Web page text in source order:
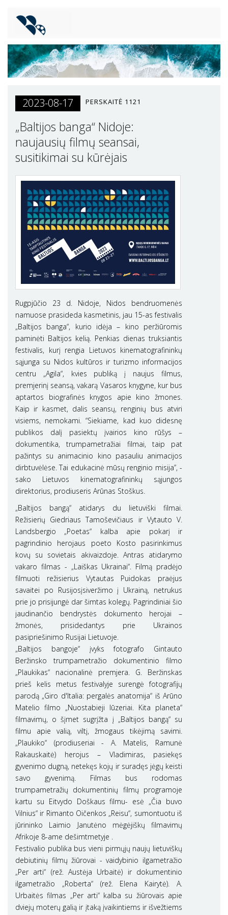
2023-08-17 PERSKAITĖ 1121
„Baltijos banga“ Nidoje:
naujausių filmų seansai,
susitikimai su kūrėjais
Rugpjūčio 23 d. Nidoje, Nidos bendruomenės
namuose prasideda kasmetinis, jau 15-as festivalis
„Baltijos banga“, kurio idėja – kino peržiūromis
paminėti Baltijos kelią. Penkias dienas truksiantis
festivalis, kurį rengia Lietuvos kinematografininkų
sąjunga su Nidos kultūros ir turizmo informacijos
centru „Agila“, kvies publiką į naujus filmus,
premjerinį seansą, vakarą Vasaros knygyne, kur bus
aptartos biografinės knygos apie kino žmones.
Kaip ir kasmet, dalis seansų, renginių bus atviri
visiems, nemokami. “Siekiame, kad kuo didesnę
publikos dalį pasiektų įvairios kino rūšys –
dokumentika, trumpametražiai filmai, taip pat
pažintys su animacinio kino pasauliu animacijos
dirbtuvėlėse. Tai edukacinė mūsų renginio misija”, -
sako Lietuvos kinematografininkų sąjungos
direktorius, prodiuseris Arūnas Stoškus.
„Baltijos bangą“ atidarys du lietuviški filmai.
Režisierių Giedriaus Tamoševičiaus ir Vytauto V.
Landsbergio „Poetas“ kalba apie pokarį ir
pagrindinio herojaus poeto Kosto pasirinkimus
kovų su sovietais akivaizdoje. Antras atidarymo
vakaro filmas - „Laiškas Ukrainai“. Filmą pradėjo
filmuoti režisierius Vytautas Puidokas praėjus
savaitei po Rusijosįsiveržimo į Ukrainą, netrukus
prie jo prisijungė dar šimtas kolegų. Pagrindiniai šio
jaudinančio bendrystės dokumento herojai –
žmonės, prisidedantys prie Ukrainos
pasipriešinimo Rusijai Lietuvoje.
„Baltijos bangoje“ įvyks fotografo Gintauto
Beržinsko trumpametražio dokumentinio filmo
„Plaukikas“ nacionalinė premjera. G. Beržinskas
prieš kelis metus festivalyje surengė fotografijų
parodą „Giro d'Italia: pergalės anatomija“ iš Arūno
Matelio filmo „Nuostabieji lūzeriai. Kita planeta“
filmavimų, o šįmet sugrįžta į „Baltijos bangą“ su
filmu apie valią, viltį, žmogaus tikėjimą savimi.
„Plaukiko“ (prodiuseriai - A. Matelis, Ramunė
Rakauskaitė) herojus – Vladimiras, pasiekęs
gyvenimo dugną, netekęs kojų ir suradęs jėgų keisti
savo gyvenimą. Filmas bus rodomas
trumpametražių dokumentinių filmų programoje
kartu su Eitvydo Doškaus filmu- esė „Čia buvo
Vilnius“ ir Rimanto Oičenkos „Reisu“, sumontuotu iš
jūrininko Laimio Janutėno mėgėjiškų filmavimų
Afrikoje 8-ame dešimtmetyje .
Festivalio publika bus vieni pirmųjų naujų lietuviškų
debiutinių filmų žiūrovai - vaidybinio ilgametražio
„Per arti“ (rež. Austėja Urbaitė) ir dokumentinio
ilgametražio „Roberta“ (rež. Elena Kairytė). A.
Urbaitės filmas „Per arti“ kalba su žiūrovais apie
dviejų moterų galią ir įtaką įvaikintiems ir išvežtiems